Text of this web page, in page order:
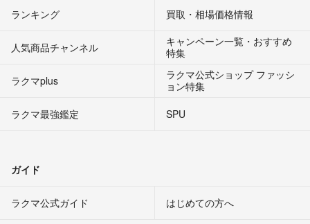
ランキング 買取・相場価格情報
人気商品チャンネル
キャンペーン一覧・おすすめ
特集
ラクマplus
ラクマ公式ショップ ファッシ
ョン特集
ラクマ最強鑑定
SPU
ガイド
ラクマ公式ガイド はじめての方へ